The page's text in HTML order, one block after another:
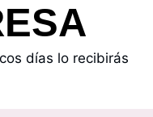
días lo recibirás